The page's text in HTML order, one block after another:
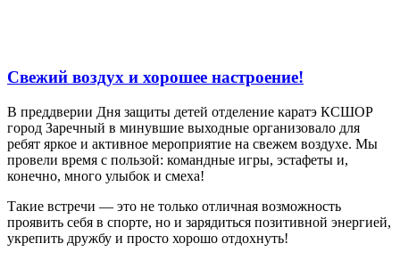
Свежий воздух и хорошее настроение!
В преддверии Дня защиты детей отделение каратэ КСШОР
город Заречный в минувшие выходные организовало для
ребят яркое и активное мероприятие на свежем воздухе. Мы
провели время с пользой: командные игры, эстафеты и,
конечно, много улыбок и смеха!
Такие встречи — это не только отличная возможность
проявить себя в спорте, но и зарядиться позитивной энергией,
укрепить дружбу и просто хорошо отдохнуть!